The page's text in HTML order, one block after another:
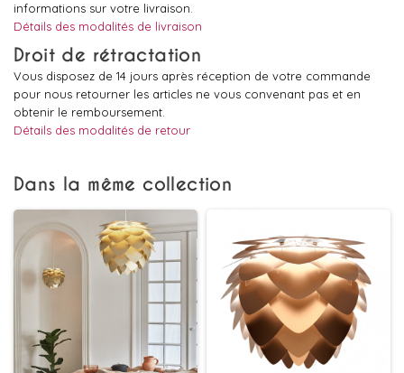
informations sur votre livraison.
Détails des modalités de livraison
Droit de rétractation
Vous disposez de 14 jours après réception de votre commande
pour nous retourner les articles ne vous convenant pas et en
obtenir le remboursement.
Détails des modalités de retour
Dans la même collection